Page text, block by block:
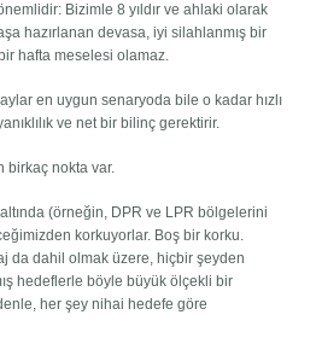
Bizimle 8 yıldır ve ahlaki olarak
hazırlanan devasa, iyi silahlanmış bir
hafta meselesi olamaz.
en uygun senaryoda bile o kadar hızlı
ve net bir bilinç gerektirir.
birkaç nokta var.
(örneğin, DPR ve LPR bölgelerini
korkuyorlar. Boş bir korku.
da dahil olmak üzere, hiçbir şeyden
hedeflerle böyle büyük ölçekli bir
her şey nihai hedefe göre